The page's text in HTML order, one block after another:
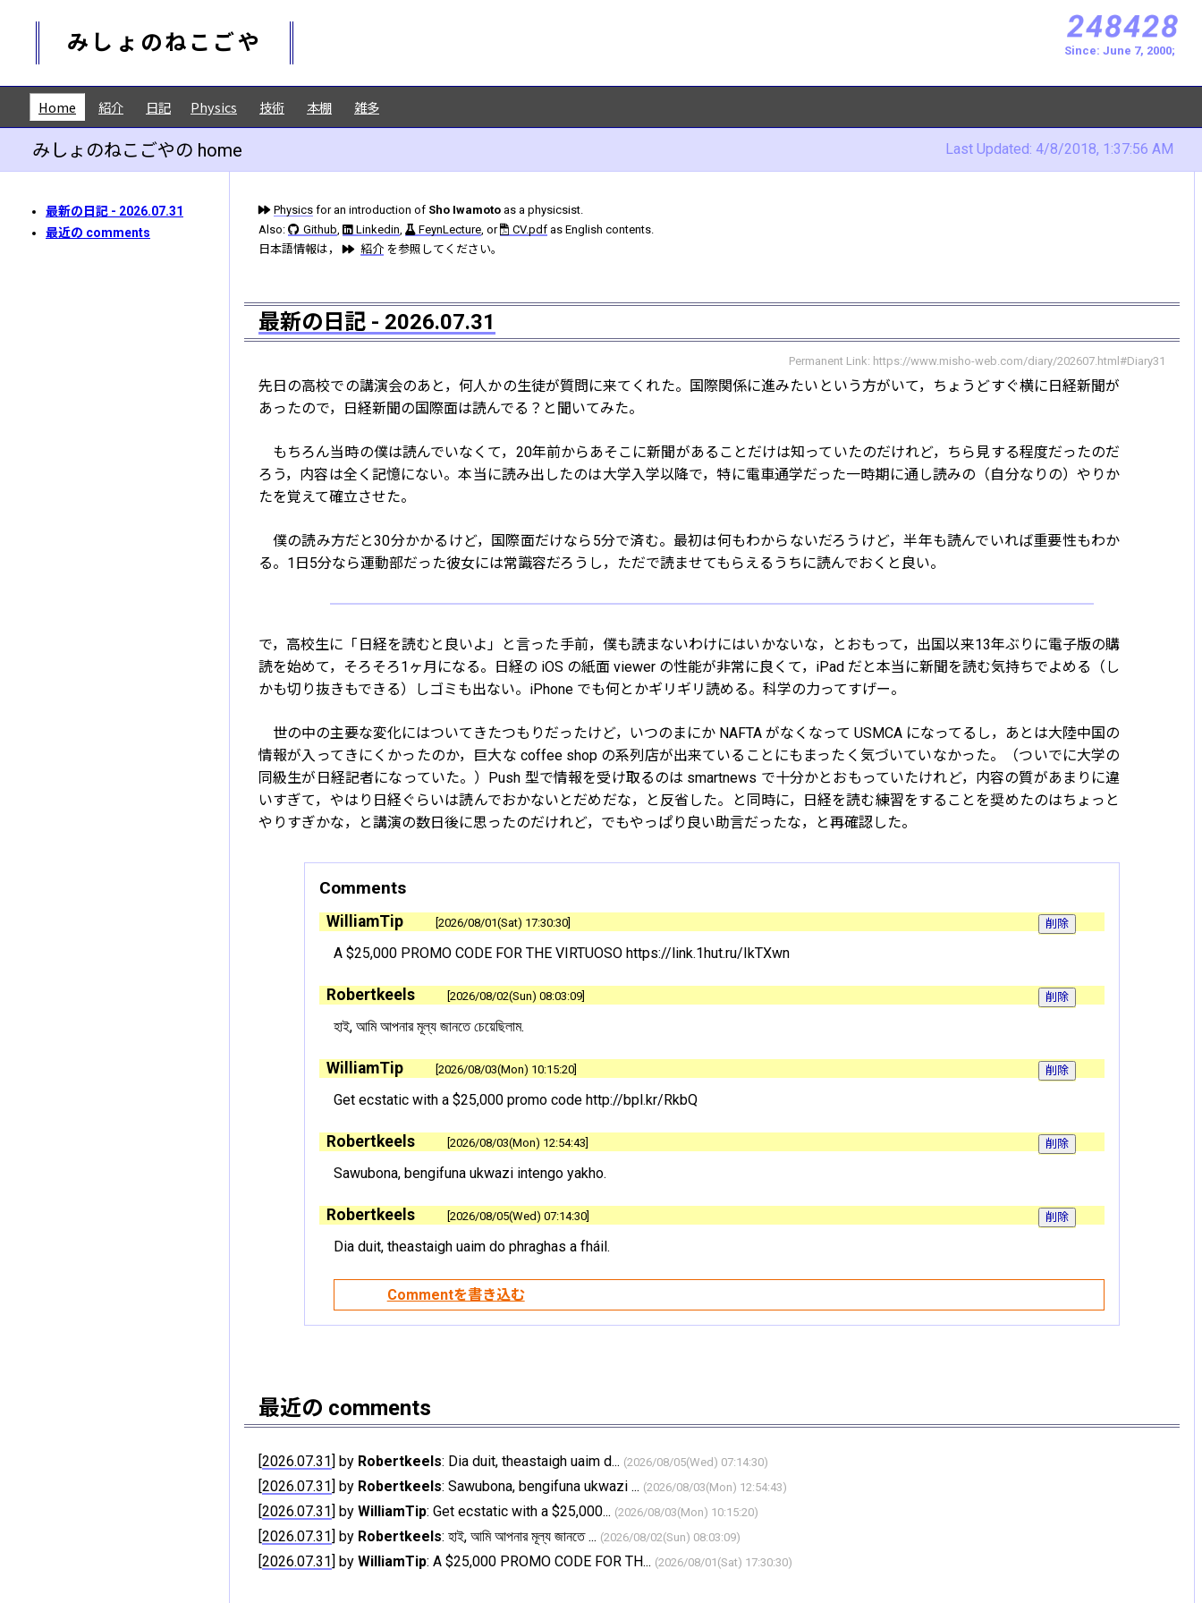
みしょのねこごや Since: June 7, 2000;
Home 紹介 日記 Physics 技術 本棚 雑多
みしょのねこごやの home Last Updated: 4/8/2018, 1:37:56 AM
最新の日記 - 2026.07.31
最近の comments
Physics for an introduction of Sho Iwamoto as a physicsist.
Also:
Github, Linkedin, FeynLecture, or CV.pdf as English contents.
日本語情報は，
紹介 を参照してください。
最新の日記 - 2026.07.31
Permanent Link: https://www.misho-web.com/diary/202607.html#Diary31
先日の高校での講演会のあと，何人かの生徒が質問に来てくれた。国際関係に進みたいという方がいて，ちょうどすぐ横に日経新聞が
あったので，日経新聞の国際面は読んでる？と聞いてみた。
もちろん当時の僕は読んでいなくて，20年前からあそこに新聞があることだけは知っていたのだけれど，ちら見する程度だったのだ
ろう，内容は全く記憶にない。本当に読み出したのは大学入学以降で，特に電車通学だった一時期に通し読みの（自分なりの）やりか
たを覚えて確立させた。
僕の読み方だと30分かかるけど，国際面だけなら5分で済む。最初は何もわからないだろうけど，半年も読んでいれば重要性もわか
る。1日5分なら運動部だった彼女には常識容だろうし，ただで読ませてもらえるうちに読んでおくと良い。
で，高校生に「日経を読むと良いよ」と言った手前，僕も読まないわけにはいかないな，とおもって，出国以来13年ぶりに電子版の購
読を始めて，そろそろ1ヶ月になる。日経の iOS の紙面 viewer の性能が非常に良くて，iPad だと本当に新聞を読む気持ちでよめる（し
かも切り抜きもできる）しゴミも出ない。iPhone でも何とかギリギリ読める。科学の力ってすげー。
世の中の主要な変化にはついてきたつもりだったけど，いつのまにか NAFTA がなくなって USMCA になってるし，あとは大陸中国の
情報が入ってきにくかったのか，巨大な coffee shop の系列店が出来ていることにもまったく気づいていなかった。（ついでに大学の
同級生が日経記者になっていた。）Push 型で情報を受け取るのは smartnews で十分かとおもっていたけれど，内容の質があまりに違
いすぎて，やはり日経ぐらいは読んでおかないとだめだな，と反省した。と同時に，日経を読む練習をすることを奨めたのはちょっと
やりすぎかな，と講演の数日後に思ったのだけれど，でもやっぱり良い助言だったな，と再確認した。
Comments
WilliamTip 2026/08/01(Sat) 17:30:30
A $25,000 PROMO CODE FOR THE VIRTUOSO https://link.1hut.ru/IkTXwn
Robertkeels 2026/08/02(Sun) 08:03:09
হাই, আমি আপনার মূল্য জানতে চেয়েছিলাম.
WilliamTip 2026/08/03(Mon) 10:15:20
Get ecstatic with a $25,000 promo code http://bpl.kr/RkbQ
Robertkeels 2026/08/03(Mon) 12:54:43
Sawubona, bengifuna ukwazi intengo yakho.
Robertkeels 2026/08/05(Wed) 07:14:30
Dia duit, theastaigh uaim do phraghas a fháil.
最近の comments
2026.07.31 ] by Robertkeels: Dia duit, theastaigh uaim d... (2026/08/05(Wed) 07:14:30)
2026.07.31 ] by Robertkeels: Sawubona, bengifuna ukwazi ... (2026/08/03(Mon) 12:54:43)
2026.07.31 ] by WilliamTip: Get ecstatic with a $25,000... (2026/08/03(Mon) 10:15:20)
2026.07.31 ] by Robertkeels: হাই, আমি আপনার মূল্য জানতে ... (2026/08/02(Sun) 08:03:09)
2026.07.31 ] by WilliamTip: A $25,000 PROMO CODE FOR TH... (2026/08/01(Sat) 17:30:30)